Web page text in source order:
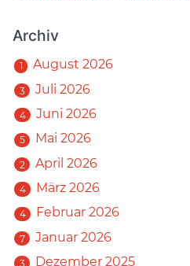
Archiv
1 August 2026
3 Juli 2026
4 Juni 2026
5 Mai 2026
2 April 2026
4 März 2026
4 Februar 2026
7 Januar 2026
3 Dezember 2025